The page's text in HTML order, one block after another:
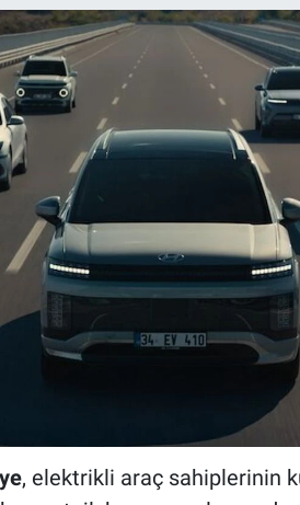
, elektrikli araç sahiplerinin